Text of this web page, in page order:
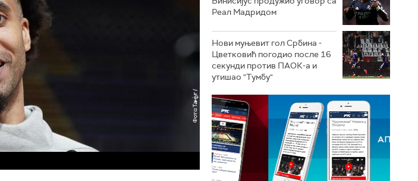
Реал Мадридом
Нови муњевит гол Србина -
Цветковић погодио после 16
секунди против ПАОК-а и
утишао "Тумбу"